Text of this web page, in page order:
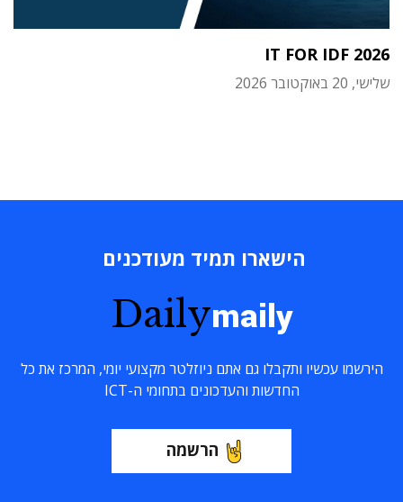
IT FOR IDF 2026
שלישי, 20 באוקטובר 2026
הישארו תמיד מעודכנים
Dailymaily
הירשמו עכשיו ותקבלו גם אתם ניוזלטר מקצועי יומי, המרכז את כל
החדשות והעדכונים בתחומי ה-ICT
הרשמה